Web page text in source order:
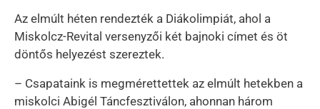
Az elmúlt héten rendezték a Diákolimpiát, ahol a
Miskolcz-Revital versenyzői két bajnoki címet és öt
döntős helyezést szereztek.
– Csapataink is megmérettettek az elmúlt hetekben a
miskolci Abigél Táncfesztiválon, ahonnan három